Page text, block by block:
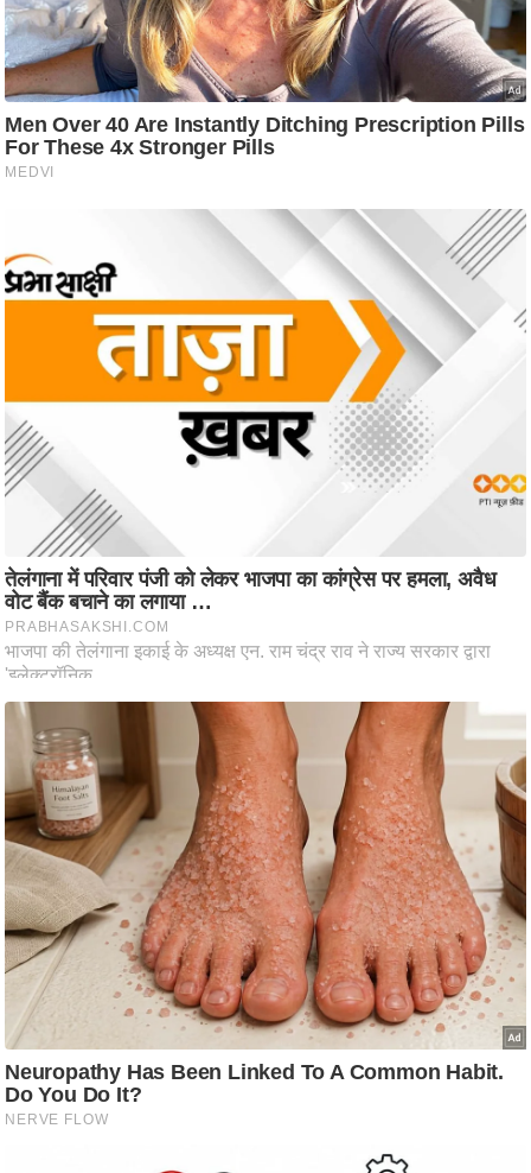
नी
ति
वि
श्ले
ष
ण
म
सा
तृ
भू
स्तं
भ
ए
म
.
आ
र
.
आ
ई
.
चा
य
प
र
स
मी
क्षा
ध